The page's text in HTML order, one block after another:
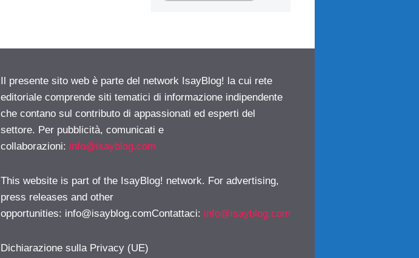
Il presente sito web è parte del network IsayBlog! la cui rete
editoriale comprende siti tematici di informazione indipendente
che contano sul contributo di appassionati ed esperti del
settore. Per pubblicità, comunicati e
collaborazioni: info@isayblog.com
This website is part of the IsayBlog! network. For advertising,
press releases and other
opportunities: info@isayblog.comContattaci: info@isayblog.com
Dichiarazione sulla Privacy (UE)